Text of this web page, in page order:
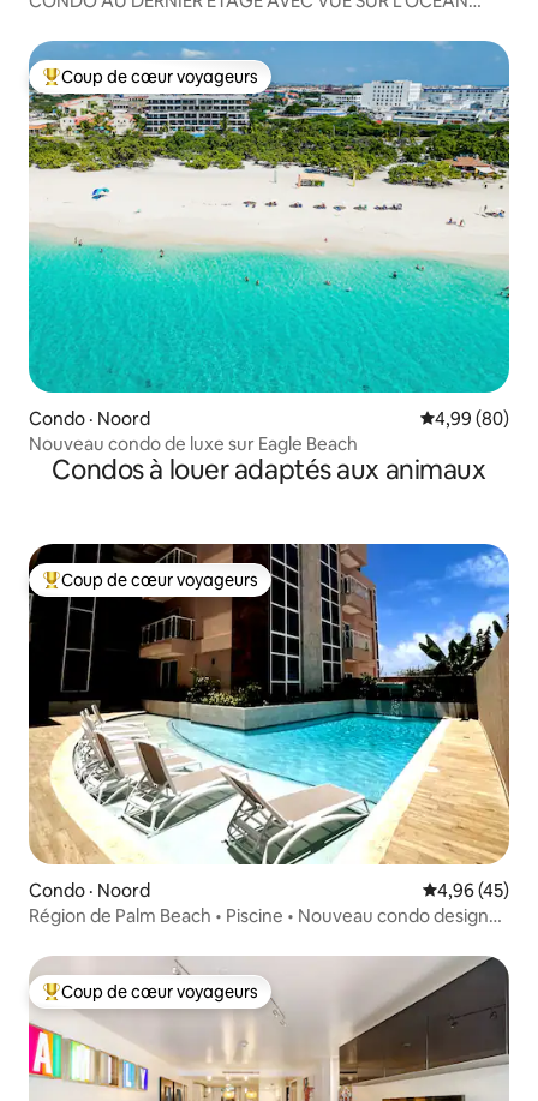
Coup de cœur voyageurs parmi les plus aimés
Coup de cœur voyageurs
Condo · Noord Note
4,99 (80)
Nouveau condo de luxe sur Eagle Beach
Condos à louer adaptés aux animaux
Coup de cœur voyageurs parmi les plus aimés
Coup de cœur voyageurs
Condo · Noord Note
4,96 (45)
Région de Palm Beach • Piscine • Nouveau condo design
Coup de cœur voyageurs parmi les plus aimés
Coup de cœur voyageurs